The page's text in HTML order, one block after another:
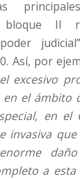
bloque II
Así, por
excesivo
el ámbito
en el
invasiva
a